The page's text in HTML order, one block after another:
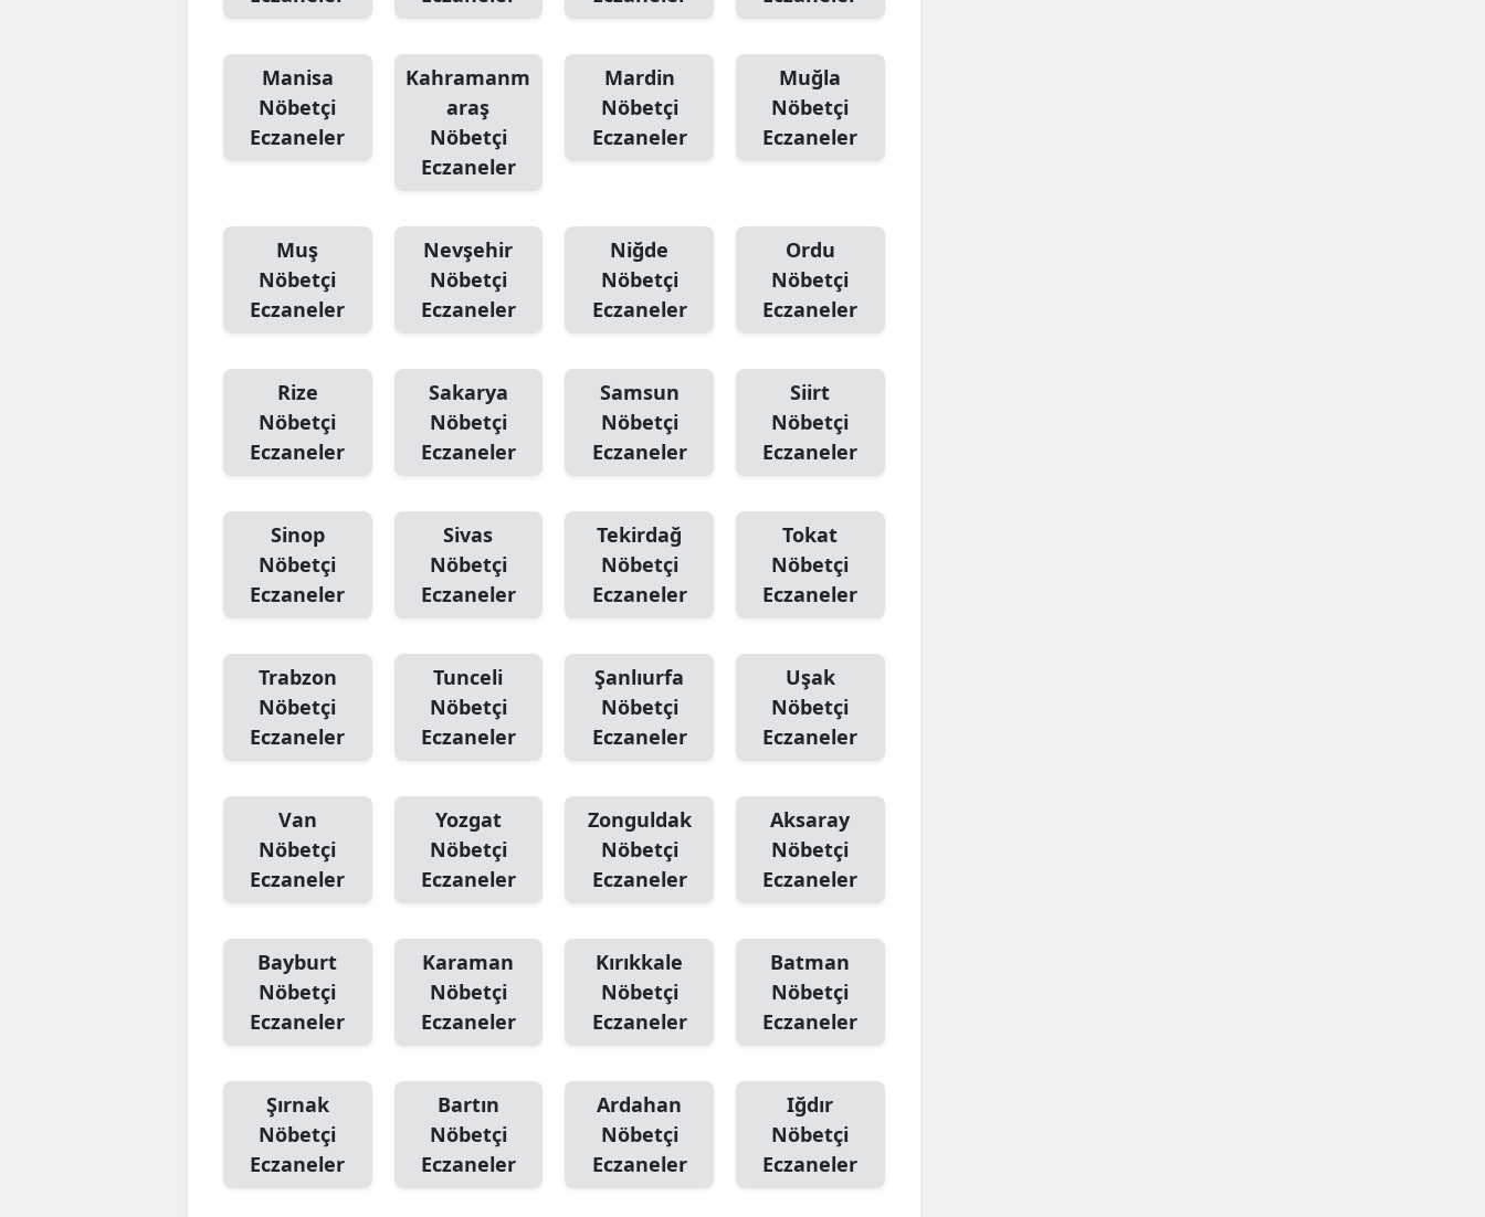
Manisa
Nöbetçi
Eczaneler
Kahramanm
araş
Nöbetçi
Eczaneler
Mardin
Nöbetçi
Eczaneler
Muğla
Nöbetçi
Eczaneler
Muş
Nöbetçi
Eczaneler
Nevşehir
Nöbetçi
Eczaneler
Niğde
Nöbetçi
Eczaneler
Ordu
Nöbetçi
Eczaneler
Rize
Nöbetçi
Eczaneler
Sakarya
Nöbetçi
Eczaneler
Samsun
Nöbetçi
Eczaneler
Siirt
Nöbetçi
Eczaneler
Sinop
Nöbetçi
Eczaneler
Sivas
Nöbetçi
Eczaneler
Tekirdağ
Nöbetçi
Eczaneler
Tokat
Nöbetçi
Eczaneler
Trabzon
Nöbetçi
Eczaneler
Tunceli
Nöbetçi
Eczaneler
Şanlıurfa
Nöbetçi
Eczaneler
Uşak
Nöbetçi
Eczaneler
Van
Nöbetçi
Eczaneler
Yozgat
Nöbetçi
Eczaneler
Zonguldak
Nöbetçi
Eczaneler
Aksaray
Nöbetçi
Eczaneler
Bayburt
Nöbetçi
Eczaneler
Karaman
Nöbetçi
Eczaneler
Kırıkkale
Nöbetçi
Eczaneler
Batman
Nöbetçi
Eczaneler
Şırnak
Nöbetçi
Eczaneler
Bartın
Nöbetçi
Eczaneler
Ardahan
Nöbetçi
Eczaneler
Iğdır
Nöbetçi
Eczaneler